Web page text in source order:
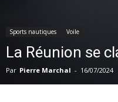
Sports nautiques Voile
La Réunion se
Par Pierre Marchal - 16/07/2024